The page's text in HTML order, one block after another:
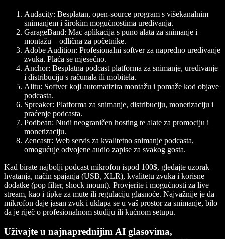
Audacity: Besplatan, open-source program s višekanalnim
snimanjem i širokim mogućnostima uređivanja.
GarageBand: Mac aplikacija s puno alata za snimanje i
montažu – odlična za početnike.
Adobe Audition: Profesionalni softver za napredno uređivanje
zvuka. Plaća se mjesečno.
Anchor: Besplatna podcast platforma za snimanje, uređivanje
i distribuciju s računala ili mobitela.
Alitu: Softver koji automatizira montažu i pomaže kod objave
podcasta.
Spreaker: Platforma za snimanje, distribuciju, monetizaciju i
praćenje podcasta.
Podbean: Nudi neograničen hosting te alate za promociju i
monetizaciju.
Zencastr: Web servis za kvalitetno snimanje podcasta,
omogućuje odvojene audio zapise za svakog gosta.
Kad birate najbolji podcast mikrofon ispod 100$, gledajte uzorak
hvatanja, način spajanja (USB, XLR), kvalitetu zvuka i korisne
dodatke (pop filter, shock mount). Provjerite i mogućnosti za live
stream, kao i tipke za mute ili regulaciju glasnoće. Najvažnije je da
mikrofon daje jasan zvuk i uklapa se u vaš prostor za snimanje, bilo
da je riječ o profesionalnom studiju ili kućnom setupu.
Uživajte u najnaprednijim AI glasovima,